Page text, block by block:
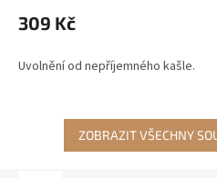
309 Kč
Uvolnění od nepříjemného kašle.
ZOBRAZIT VŠECHNY